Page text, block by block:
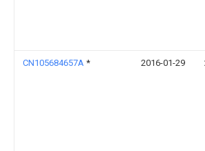
CN105684657A * 2016-01-29